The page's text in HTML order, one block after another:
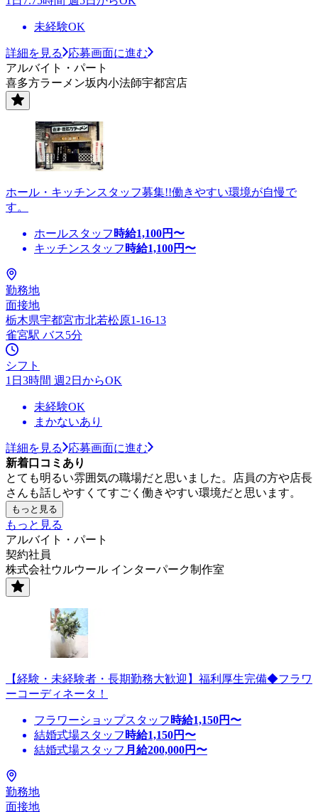
未経験OK
詳細を見る
応募画面に進む
アルバイト・パート
喜多方ラーメン坂内小法師宇都宮店
ホール・キッチンスタッフ募集!!働きやすい環境が自慢で
す。
ホールスタッフ 時給1,100円〜
キッチンスタッフ 時給1,100円〜
勤務地
面接地
栃木県宇都宮市北若松原1-16-13
雀宮駅 バス5分
シフト
1日3時間 週2日からOK
未経験OK
まかないあり
詳細を見る
応募画面に進む
新着口コミあり
とても明るい雰囲気の職場だと思いました。店員の方や店長
さんも話しやすくてすごく働きやすい環境だと思います。
もっと見る
もっと見る
アルバイト・パート
契約社員
株式会社ウルウール インターパーク制作室
【経験・未経験者・長期勤務大歓迎】福利厚生完備◆フラワ
ーコーディネータ！
フラワーショップスタッフ 時給1,150円〜
結婚式場スタッフ 時給1,150円〜
結婚式場スタッフ 月給200,000円〜
勤務地
面接地